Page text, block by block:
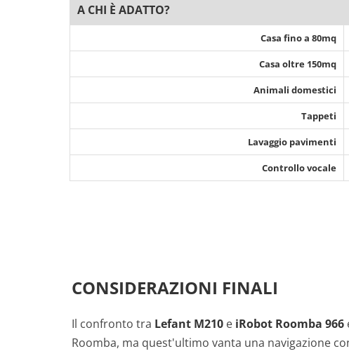
A CHI È ADATTO?
Casa fino a 80mq
Casa oltre 150mq
Animali domestici
Tappeti
Lavaggio pavimenti
Controllo vocale
CONSIDERAZIONI FINALI
Il confronto tra Lefant M210 e iRobot Roomba 966
Roomba, ma quest'ultimo vanta una navigazione